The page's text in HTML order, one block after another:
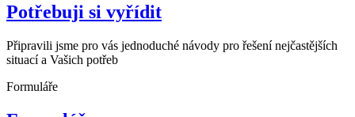
Potřebuji si vyřídit
Připravili jsme pro vás jednoduché návody pro řešení nejčastějších
situací a Vašich potřeb
Formuláře